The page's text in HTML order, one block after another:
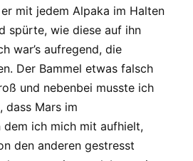
mit jedem Alpaka im Halten
spürte, wie diese auf ihn
war’s aufregend, die
Der Bammel etwas falsch
und nebenbei musste ich
dass Mars im
dem ich mich mit aufhielt,
den anderen gestresst